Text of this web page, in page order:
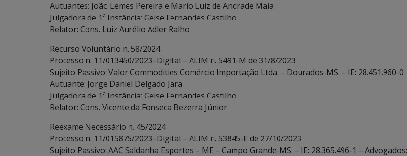
Autuantes: João Lemes Pereira e Mario Luiz de Andrade Maia
Julgadora de 1ª Instância: Geise Fernandes Castilho
Relator: Cons. Luiz Aurélio Adler Ralho
Recurso Voluntário n. 58/2024
Processo n. 11/013450/2023–Digital – ALIM n. 5491-M de 31/8/2023
Sujeito Passivo: Valor Commodities Comércio Importação Ltda. – Dourados-MS. – IE: 28.451.960-0
Autuante: Jorge Daniel Delgado Jara
Julgadora de 1ª Instância: Geise Fernandes Castilho
Relator: Cons. Vicente da Fonseca Bezerra Júnior
Reexame Necessário n. 45/2024
Processo n. 11/015875/2023–Digital – ALIM n. 53845-E de 27/10/2023
Sujeito Passivo: AAC Saldanha Esportes – ME – Campo Grande-MS. – IE: 28.365.496-1 – Advogados: